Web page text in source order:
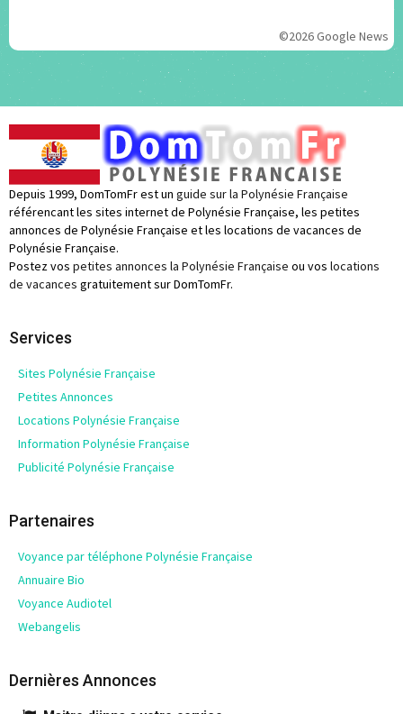
©2026 Google News
Depuis 1999, DomTomFr est un guide sur la Polynésie Française
référencant les sites internet de Polynésie Française, les petites
annonces de Polynésie Française et les locations de vacances de
Polynésie Française.
Postez vos petites annonces la Polynésie Française ou vos locations
de vacances gratuitement sur DomTomFr.
Services
Sites Polynésie Française
Petites Annonces
Locations Polynésie Française
Information Polynésie Française
Publicité Polynésie Française
Partenaires
Voyance par téléphone Polynésie Française
Annuaire Bio
Voyance Audiotel
Webangelis
Dernières Annonces